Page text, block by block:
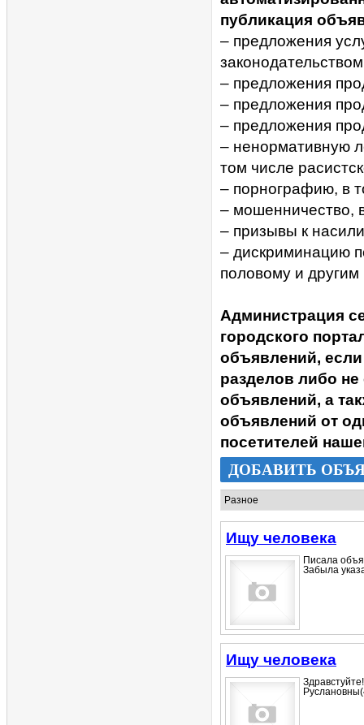
публикация
– предложения
– предложения
– предложения
– предложения
– ненормативную
том числе
– порнографию, в
– мошенничество,
– призывы к
– дискриминацию
половому и другим
Администрация
городского
объявлений,
разделов либо
объявлений, а
объявлений от
посетителей
ДОБАВИТЬ
Ищу человека
Писала
Забыла
Ищу человека